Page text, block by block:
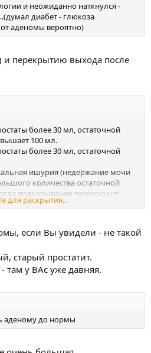
и неожиданно наткнулся -
диабет - глюкоза
от аденомы вероятно)
и перекрытию выхода после
более 30 мл, остаточной
100 мл.
более 30 мл, остаточной
ишурия (недержание мочи
количества остаточной
подкапывание происходит
для раскрытия...
если Вы увидели - не такой
старый простатит.
там у ВАс уже давняя.
аденому до нормы